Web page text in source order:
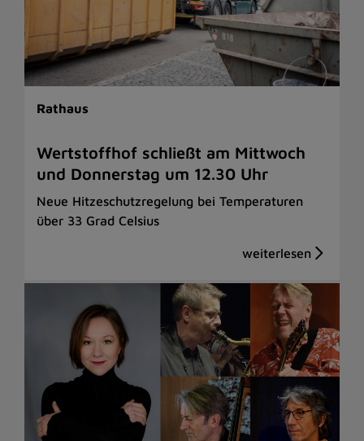
Rathaus
Wertstoffhof schließt am Mittwoch
und Donnerstag um 12.30 Uhr
Neue Hitzeschutzregelung bei Temperaturen
über 33 Grad Celsius